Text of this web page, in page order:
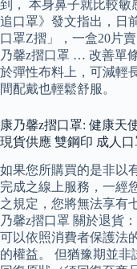
到， 本身鼻子就比較
追口罩》發文指出，日
口罩Z摺」，一盒20片
乃馨z摺口罩 … 改善單
於彈性布料上，可減輕
間配戴也輕鬆舒服。
康乃馨z摺口罩: 健康天
現貨供應 雙鋼印 成人
如果您所購買的是非以
完成之線上服務，一經
之規定，您將無法享有
乃馨z摺口罩 關於退貨
可以依照消費者保護法
的權益。 但猶豫期並